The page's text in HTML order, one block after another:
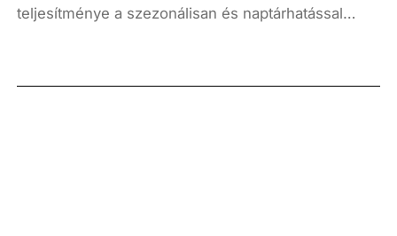
teljesítménye a szezonálisan és naptárhatással
százalékkal, míg az előző negyedévhez képest 0,4